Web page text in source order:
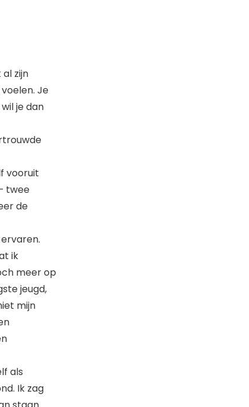
zijn
Je
je dan
vooruit
twee
de
ik
meer op
jeugd,
mijn
als
Ik zag